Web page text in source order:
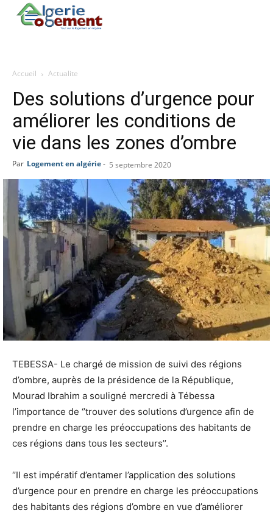
Accueil Actualite
Des solutions d’urgence pour
améliorer les conditions de
vie dans les zones d’ombre
Par Logement en algérie- 5 septembre 2020
TEBESSA- Le chargé de mission de suivi des régions
d’ombre, auprès de la présidence de la République,
Mourad Ibrahim a souligné mercredi à Tébessa
l’importance de ‘’trouver des solutions d’urgence afin de
prendre en charge les préoccupations des habitants de
ces régions dans tous les secteurs’’.
‘’Il est impératif d’entamer l’application des solutions
d’urgence pour en prendre en charge les préoccupations
des habitants des régions d’ombre en vue d’améliorer